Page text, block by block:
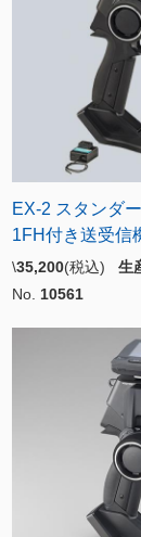
EX-2 スタンダ
1FH付き送受信
\35,200(税込) 生
No. 10561